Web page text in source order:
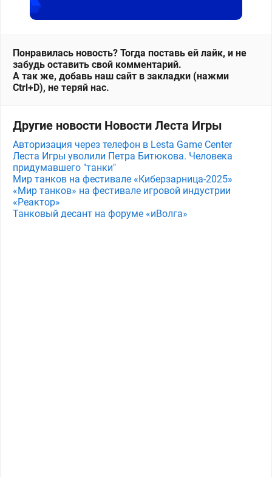
Понравилась новость? Тогда поставь ей лайк, и не
забудь оставить свой комментарий.
А так же, добавь наш сайт в закладки (нажми
Ctrl+D), не теряй нас.
Другие новости Новости Леста Игры
Авторизация через телефон в Lesta Game Center
Леста Игры уволили Петра Битюкова. Человека
придумавшего "танки"
Мир танков на фестивале «Киберзарница-2025»
«Мир танков» на фестивале игровой индустрии
«Реактор»
Танковый десант на форуме «иВолга»